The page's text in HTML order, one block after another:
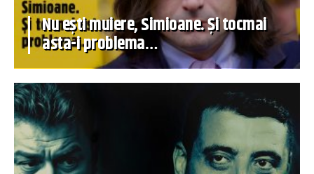
Nu ești muiere, Simioane. Și tocmai
asta-i problema…